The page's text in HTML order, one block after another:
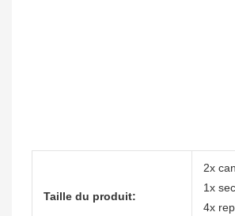
Taille du produit:
2x
1x
4x